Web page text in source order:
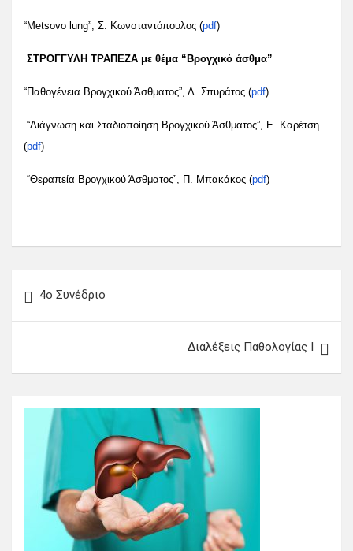
“Metsovo lung”, Σ. Κωνσταντόπουλος (pdf)
ΣΤΡΟΓΓΥΛΗ ΤΡΑΠΕΖΑ με θέμα “Βρογχικό άσθμα”
“Παθογένεια Βρογχικού Άσθματος”, Δ. Σπυράτος (pdf)
“Διάγνωση και Σταδιοποίηση Βρογχικού Άσθματος”, Ε. Καρέτση
(pdf)
“Θεραπεία Βρογχικού Άσθματος”, Π. Μπακάκος (pdf)
άρθρων
4ο Συνέδριο
Διαλέξεις Παθολογίας Ι